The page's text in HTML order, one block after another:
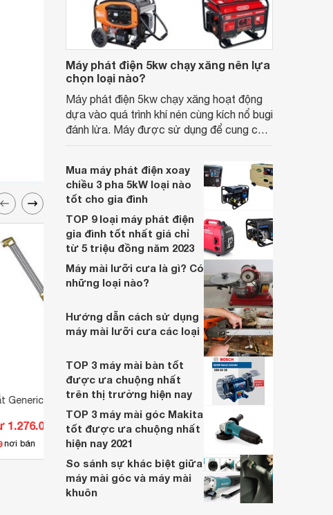
Generico D-363-CT
1.276.000 đ
nơi bán
Máy mài 2 đá 600W Benyu
BY8608
Giá từ 1.500.000 đ
Máy phát điện 5kw chạy xăng nên lựa
chọn loại nào?
Máy phát điện 5kw chạy xăng hoạt động
dựa vào quá trình khí nén cùng kích nổ bugi
đánh lửa. Máy được sử dụng để cung cấp
Mua máy phát điện xoay
chiều 3 pha 5kW loại nào
tốt cho gia đình
TOP 9 loại máy phát điện
gia đình tốt nhất giá chỉ
từ 5 triệu đồng năm 2023
Máy mài lưỡi cưa là gì? Có
những loại nào?
Hướng dẫn cách sử dụng
máy mài lưỡi cưa các loại
TOP 3 máy mài bàn tốt
được ưa chuộng nhất
trên thị trường hiện nay
TOP 3 máy mài góc Makita
tốt được ưa chuộng nhất
hiện nay 2021
So sánh sự khác biệt giữa
máy mài góc và máy mài
khuôn